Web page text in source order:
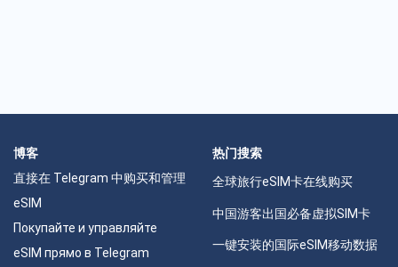
博客
直接在 Telegram 中购买和管理
eSIM
Покупайте и управляйте
eSIM прямо в Telegram
热门搜索
全球旅行eSIM卡在线购买
中国游客出国必备虚拟SIM卡
一键安装的国际eSIM移动数据